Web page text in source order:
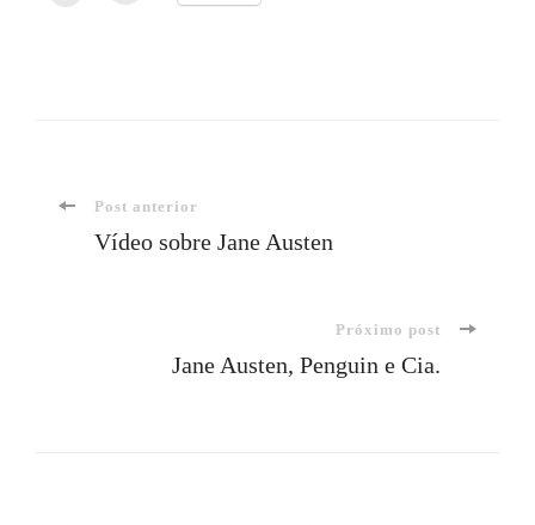
Navegação
Post anterior
Vídeo sobre Jane Austen
Próximo post
Jane Austen, Penguin e Cia.